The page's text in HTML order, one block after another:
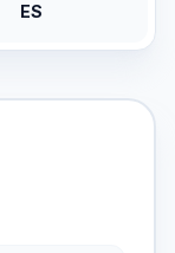
ES